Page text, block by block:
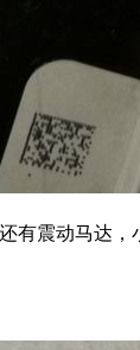
有震动马达，